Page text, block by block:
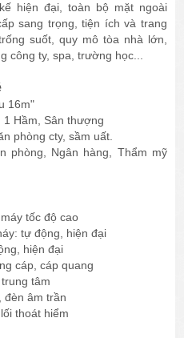
hiện đại, toàn bộ mặt ngoài
sang trọng, tiện ích và trang
suốt, quy mô tòa nhà lớn,
công ty, spa, trường học...
16m"
1 Hầm, Sân thượng
phòng cty, sầm uất.
phòng, Ngân hàng, Thẩm mỹ
tốc độ cao
tự động, hiện đại
hiện đại
cáp, cáp quang
tâm
đèn âm trần
thoát hiểm